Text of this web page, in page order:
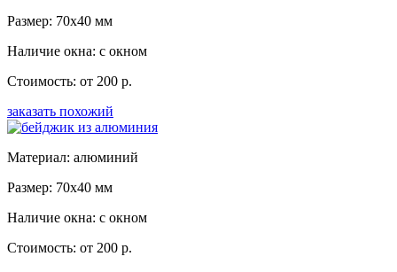
Размер: 70x40 мм
Наличие окна: с окном
Стоимость: от 200 р.
заказать похожий
Материал: алюминий
Размер: 70x40 мм
Наличие окна: с окном
Стоимость: от 200 р.